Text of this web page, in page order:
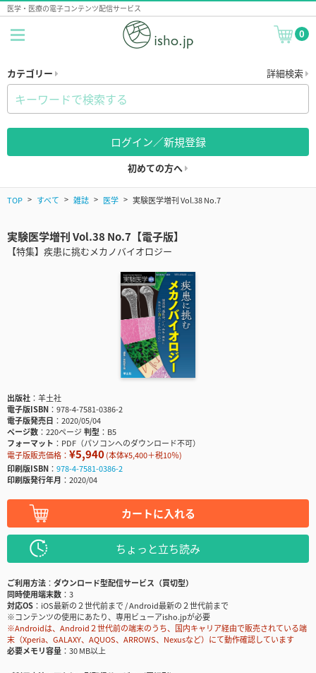
医学・医療の電子コンテンツ配信サービス
0
カテゴリー 詳細検索
ログイン／新規登録
初めての方へ
TOP すべて 雑誌 医学 実験医学増刊 Vol.38 No.7
実験医学増刊 Vol.38 No.7【電子版】
【特集】疾患に挑むメカノバイオロジー
出版社
羊土社
電子版ISBN
978-4-7581-0386-2
電子版発売日
2020/05/04
ページ数
220ページ判型
B5
フォーマット
PDF（パソコンへのダウンロード不可）
電子版販売価格： ¥5,940(本体¥5,400＋税10％)
印刷版ISBN
978-4-7581-0386-2
印刷版発行年月
2020/04
カートに入れる
ちょっと立ち読み
ご利用方法
ダウンロード型配信サービス（買切型）
同時使用端末数
3
対応OS
iOS最新の２世代前まで / Android最新の２世代前まで
※コンテンツの使用にあたり、専用ビューアisho.jpが必要
※Androidは、Android２世代前の端末のうち、国内キャリア経由で販売されている端
末（Xperia、GALAXY、AQUOS、ARROWS、Nexusなど）にて動作確認しています
必要メモリ容量
30 MB以上